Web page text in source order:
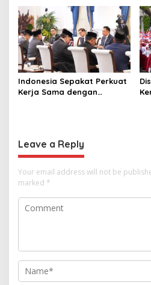
Perusahaan untuk Crypto
Indonesia Sepakat Perkuat
Kerja Sama dengan
Leave a Reply
Your email address will not be
marked *